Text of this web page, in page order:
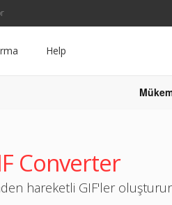
Help
Converter
hareketli GIF'ler